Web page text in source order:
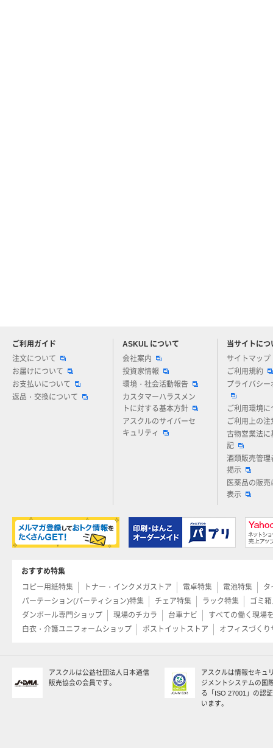
ご利用ガイド
注文について
お届けについて
お支払いについて
返品・交換について
ASKUL について
会社案内
投資家情報
環境・社会活動報告
カスタマーハラスメン
トに対する基本方針
アスクルのサイバーセ
キュリティ
当サイトにつ
サイトマップ
ご利用規約
プライバシー
ご利用環境に
ご利用上の注
古物営業法に
記
酒類販売管理
掲示
医薬品の販売
表示
アスクルについてお気軽にご質問ください
おすすめ特集
コピー用紙特集
トナー・インクメガストア 電卓特集 電池特集
タ
パーテーション(パーティション)特集
チェア特集 ラック特集
ゴミ
ダンボール専門ショップ
現場のチカラ 台車ナビ
すべての働く現場
白衣・介護ユニフォームショップ
ポストイットストア オフィスづくり
アスクルは公益社団法人日本通信
販売協会の会員です。
アスクルは情報セキュ
ジメントシステムの国
る「ISO 27001」の認
います。